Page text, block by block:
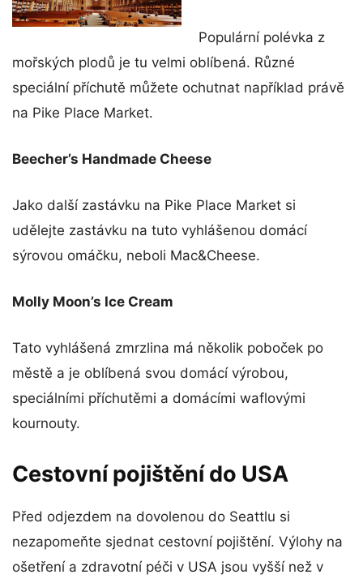
Populární polévka z
mořských plodů je tu velmi oblíbená. Různé
speciální příchutě můžete ochutnat například právě
na Pike Place Market.
Beecher’s Handmade Cheese
Jako další zastávku na Pike Place Market si
udělejte zastávku na tuto vyhlášenou domácí
sýrovou omáčku, neboli Mac&Cheese.
Molly Moon’s Ice Cream
Tato vyhlášená zmrzlina má několik poboček po
městě a je oblíbená svou domácí výrobou,
speciálními příchutěmi a domácími waflovými
kournouty.
Cestovní pojištění do USA
Před odjezdem na dovolenou do Seattlu si
nezapomeňte sjednat cestovní pojištění. Výlohy na
ošetření a zdravotní péči v USA jsou vyšší než v